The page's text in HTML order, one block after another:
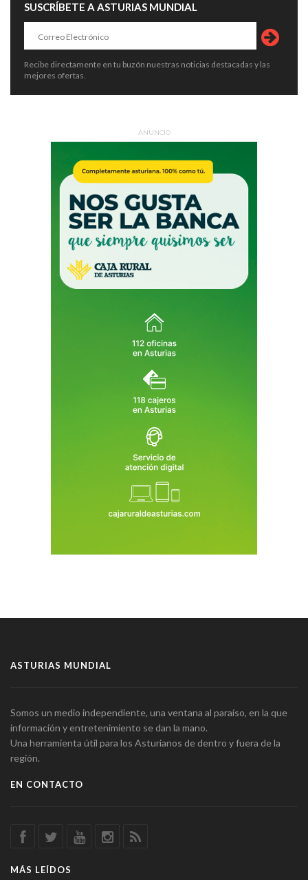
SUSCRÍBETE A ASTURIAS MUNDIAL
Recibe directamente en tu buzón nuestras noticias destacadas y las
mejores ofertas.
ANUNCIO
ASTURIAS MUNDIAL
Somos un medio independiente, una ventana al paraíso, en la que
información y entretenimiento se dan la mano.
Una herramienta útil para los Asturianos de dentro y fuera de la
región.
EN CONTACTO
MÁS LEÍDOS